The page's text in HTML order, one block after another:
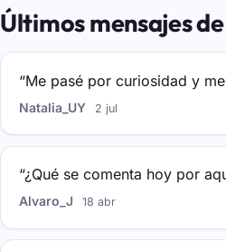
Últimos mensajes
“Me pasé por curiosidad y
Natalia_UY 2 jul
“¿Qué se comenta hoy por
Alvaro_J 18 abr